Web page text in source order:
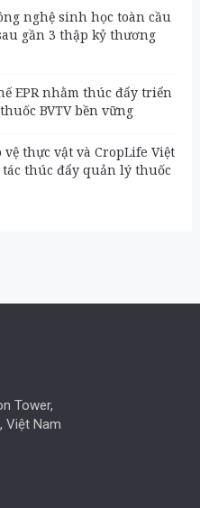
nghệ sinh học toàn cầu
gần 3 thập kỷ thương
EPR nhằm thúc đẩy triển
BVTV bền vững
vệ thực vật và CropLife Việt
thúc đẩy quản lý thuốc
Tower,
Việt Nam